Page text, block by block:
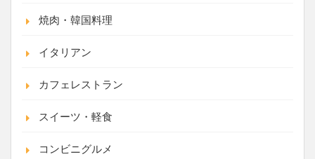
焼肉・韓国料理
イタリアン
カフェレストラン
スイーツ・軽食
コンビニグルメ